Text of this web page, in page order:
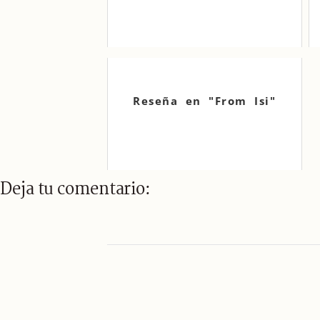
Reseña en "From Isi"
Deja tu comentario: